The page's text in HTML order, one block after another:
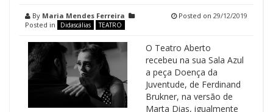
By Maria Mendes Ferreira
Posted in
Didascálias TEATRO
Posted on 29/12/2019
O Teatro Aberto
recebeu na sua Sala Azul
a peça Doença da
Juventude, de Ferdinand
Brukner, na versão de
Marta Dias, igualmente